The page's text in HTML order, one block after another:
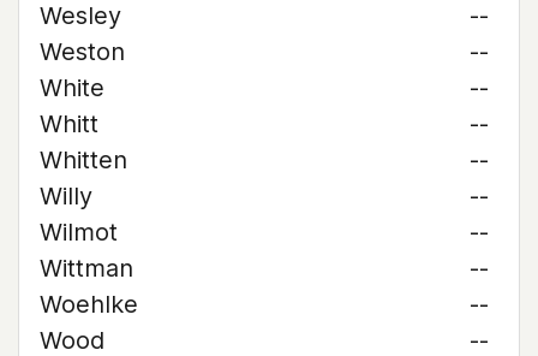
Wesley
--
Weston
--
White
--
Whitt
--
Whitten
--
Willy
--
Wilmot
--
Wittman
--
Woehlke
--
Wood
--